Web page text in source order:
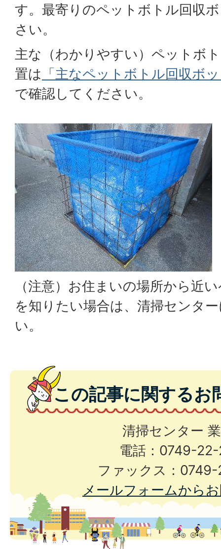
す。最寄りのペットボトル回収
さい。
主な（わかりやすい）ペットボ
置は 「主なペットボトル回収ボ
で確認してください。
（注意）お住まいの場所から近
を知りたい場合は、清掃センタ
い。
この記事に関するお
清掃センター
電話：0749-
ファックス：
メールフォームから